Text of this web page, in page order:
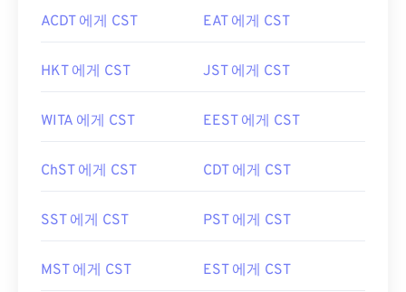
ACDT 에게 CST EAT 에게 CST
HKT 에게 CST JST 에게 CST
WITA 에게 CST EEST 에게 CST
ChST 에게 CST CDT 에게 CST
SST 에게 CST PST 에게 CST
MST 에게 CST EST 에게 CST